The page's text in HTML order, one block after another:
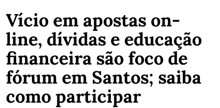
Vício em apostas on-
line, dívidas e educação
financeira são foco de
fórum em Santos; saiba
como participar